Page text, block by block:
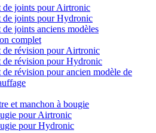
joints pour Airtronic
joints pour Hydronic
joints anciens modèles
complet
révision pour Airtronic
révision pour Hydronic
révision pour ancien modèle de
et manchon à bougie
pour Airtronic
pour Hydronic